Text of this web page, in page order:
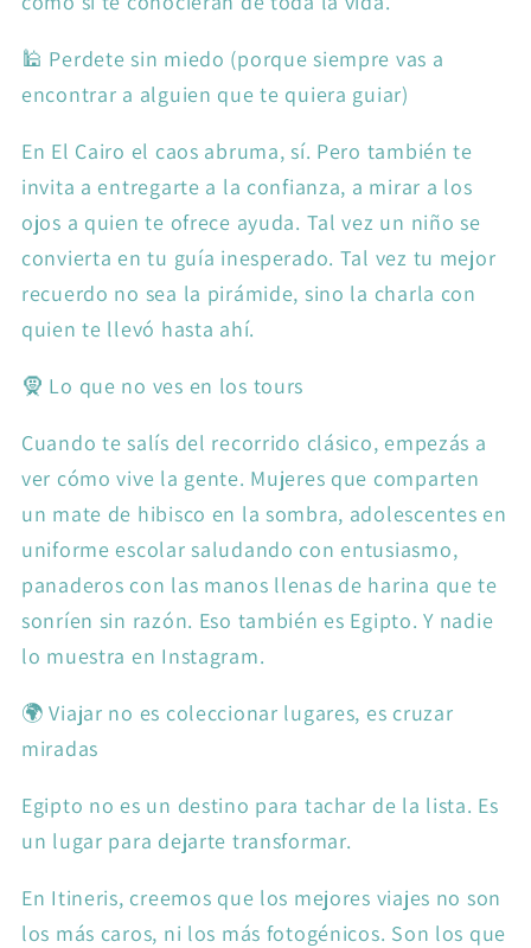
🕌 Perdete sin miedo (porque siempre vas a
encontrar a alguien que te quiera guiar)
En El Cairo el caos abruma, sí. Pero también te
invita a entregarte a la confianza, a mirar a los
ojos a quien te ofrece ayuda. Tal vez un niño se
convierta en tu guía inesperado. Tal vez tu mejor
recuerdo no sea la pirámide, sino la charla con
quien te llevó hasta ahí.
🧕 Lo que no ves en los tours
Cuando te salís del recorrido clásico, empezás a
ver cómo vive la gente. Mujeres que comparten
un mate de hibisco en la sombra, adolescentes en
uniforme escolar saludando con entusiasmo,
panaderos con las manos llenas de harina que te
sonríen sin razón. Eso también es Egipto. Y nadie
lo muestra en Instagram.
🌍 Viajar no es coleccionar lugares, es cruzar
miradas
Egipto no es un destino para tachar de la lista. Es
un lugar para dejarte transformar.
En Itineris, creemos que los mejores viajes no son
los más caros, ni los más fotogénicos. Son los que